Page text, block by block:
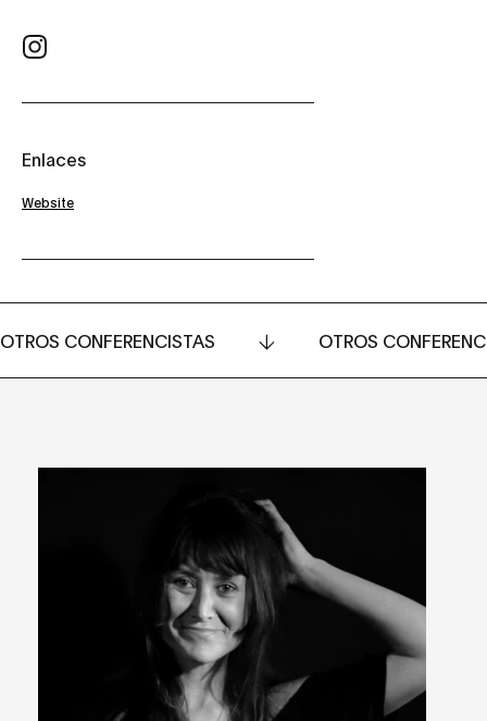
Enlaces
Website
OTROS CONFERENCISTAS OTROS